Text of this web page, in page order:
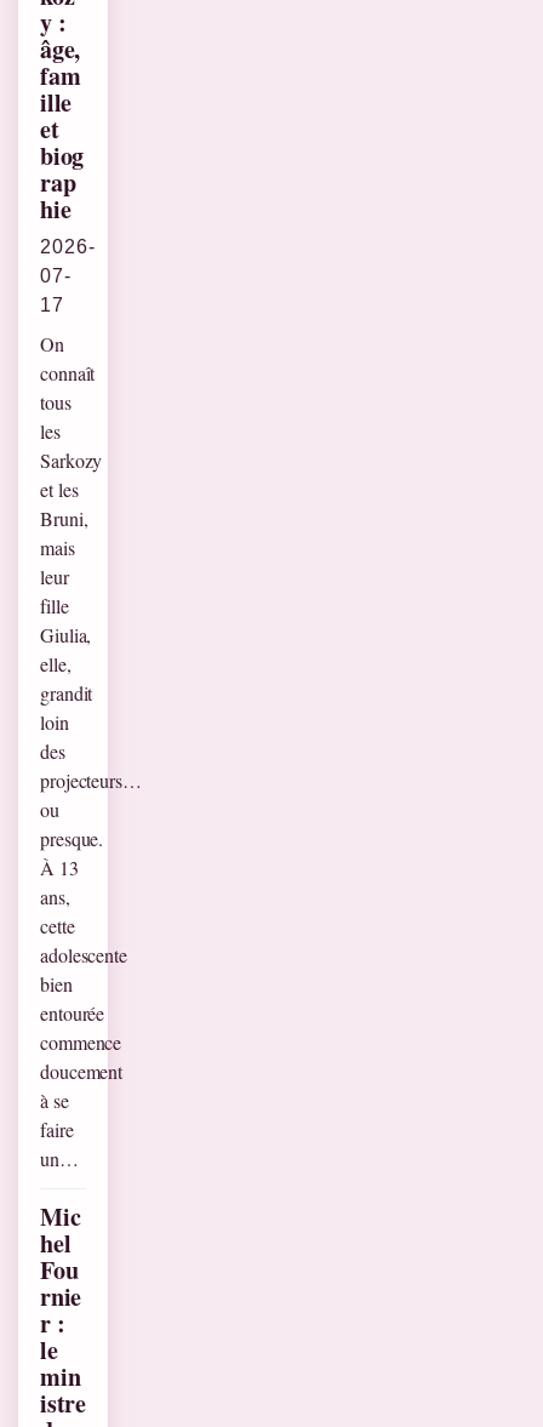
y :
âge,
fam
ille
et
biog
rap
hie
2026-
07-
17
On
connaît
tous
les
Sarkozy
et les
Bruni,
mais
leur
fille
Giulia,
elle,
grandit
loin
des
projecteurs…
ou
presque.
À 13
ans,
cette
adolescente
bien
entourée
commence
doucement
à se
faire
un…
Mic
hel
Fou
rnie
r :
le
min
istre